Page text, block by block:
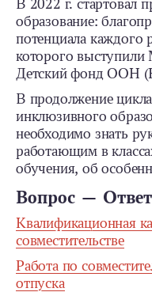
В 2022 г. стартовал
образование:
потенциала каждого
которого выступили
Детский фонд
В продолжение
инклюзивного
необходимо знать
работающим в
обучения, об
Вопрос — Ответ
Квалификационная
совместительстве
Работа по
отпуска